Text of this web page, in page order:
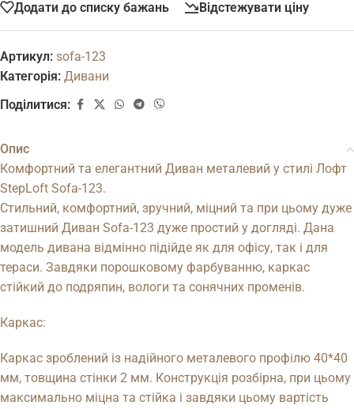
Додати до списку бажань Відстежувати ціну
Артикул: sofa-123
Категорія: Дивани
Поділитися:
Опис
Комфортний та елегантний Диван металевий у стилі Лофт
StepLoft Sofa-123.
Стильний, комфортний, зручний, міцний та при цьому дуже
затишний Диван Sofa-123 дуже простий у догляді. Дана
модель дивана відмінно підійде як для офісу, так і для
тераси. Завдяки порошковому фарбуванню, каркас
стійкий до подряпин, вологи та сонячних променів.
Каркас:
Каркас зроблений із надійного металевого профілю 40*40
мм, товщина стінки 2 мм. Конструкція розбірна, при цьому
максимально міцна та стійка і завдяки цьому вартість